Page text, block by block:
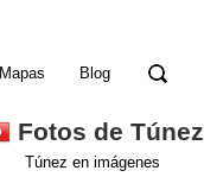
Mapas Blog
Fotos de Túnez
Túnez en imágenes